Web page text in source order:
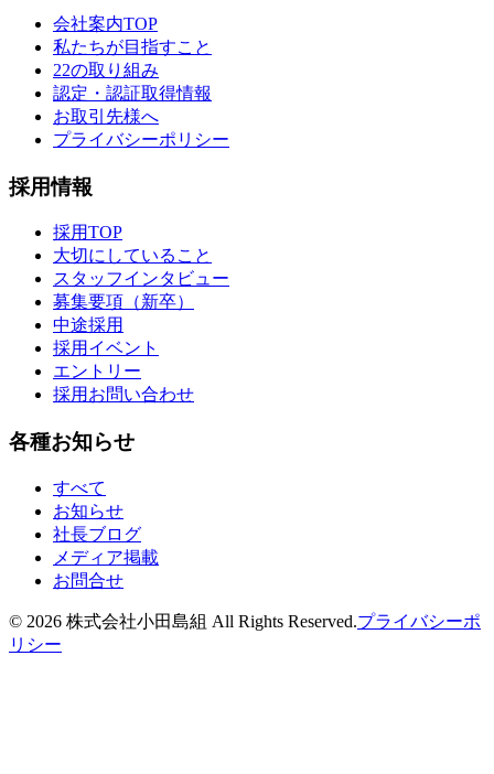
会社案内TOP
私たちが目指すこと
22の取り組み
認定・認証取得情報
お取引先様へ
プライバシーポリシー
採用情報
採用TOP
大切にしていること
スタッフインタビュー
募集要項（新卒）
中途採用
採用イベント
エントリー
採用お問い合わせ
各種お知らせ
すべて
お知らせ
社長ブログ
メディア掲載
お問合せ
© 2026 株式会社小田島組 All Rights Reserved.プライバシーポ
リシー